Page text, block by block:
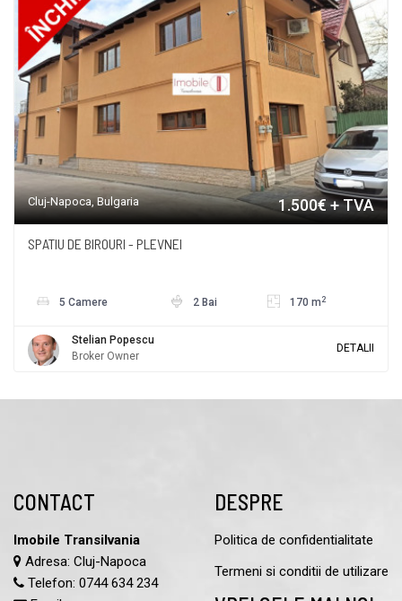
Cluj-Napoca, Bulgaria 1.500€ + TVA
SPATIU DE BIROURI - PLEVNEI
5 Camere 2 Bai 170 m 2
Stelian Popescu
Broker Owner
DETALII
CONTACT
Imobile Transilvania
Adresa: Cluj-Napoca
Telefon: 0744 634 234
DESPRE
Politica de confidentialitate
Termeni si conditii de utilizare